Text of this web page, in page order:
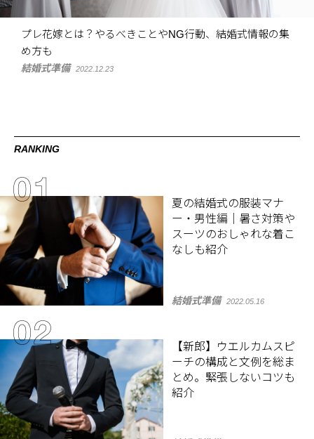
プレ花嫁とは？やるべきことやNG行動、結婚式情報の集
め方も
結婚式準備 2022.12.23
RANKING
夏の結婚式の服装マナ
ー・男性編｜暑さ対策や
スーツのおしゃれな着こ
なしも紹介
結婚式準備 2022.05.16
【新郎】ウエルカムスピ
ーチの構成と文例を総ま
とめ。緊張しないコツも
紹介